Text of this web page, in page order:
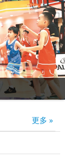
Ne
xt
更多 »